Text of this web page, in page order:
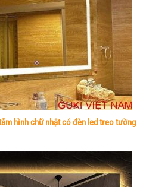
hình chữ nhật có đèn led treo tường